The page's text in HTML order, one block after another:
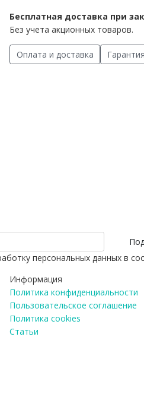
Бесплатная доставка при
Без учета акционных товаров.
Оплата и доставка
Гарантия
персональных данных в
Информация
Политика конфиденциальности
Пользовательское соглашение
Политика cookies
Статьи